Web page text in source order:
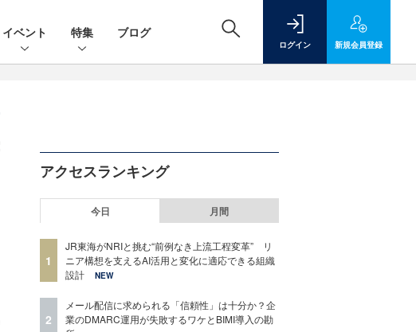
イベント 特集 ブログ
ログイン 新規会員登録
アクセスランキング
今日 月間
1
JR東海がNRIと挑む“前例なき上流工程変革” リ
ニア構想を支えるAI活用と変化に適応できる組織
設計
NEW
2
メール配信に求められる「信頼性」は十分か？企
業のDMARC運用が失敗するワケとBIMI導入の勘